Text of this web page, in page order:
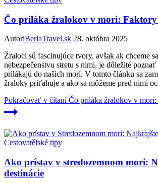
Čo priláka žralokov v mori: Faktory
AutoriBeriaTravel.sk 28. októbra 2025
Žraloci sú fascinujúce tvory, avšak ak chceme
nebezpečenstvu stretu s nimi, je dôležité
prilákajú do našich morí. V tomto článku sa
žraloky priťahuje a ako sa môžeme pred nimi
Pokračovať v čítaníČo priláka žralokov v mori:
Cestovatělské tipy
Ako prístav v stredozemnom mori:
destinácie